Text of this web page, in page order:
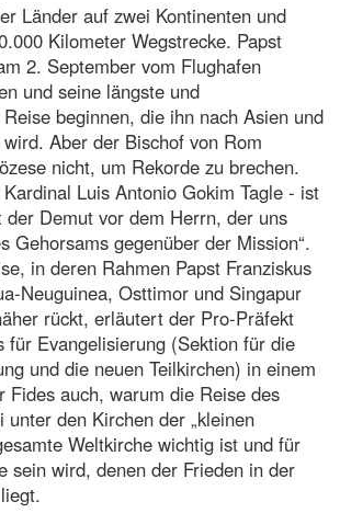
Länder auf zwei Kontinenten und
Kilometer Wegstrecke. Papst
2. September vom Flughafen
und seine längste und
beginnen, die ihn nach Asien und
Aber der Bischof von Rom
nicht, um Rekorde zu brechen.
Luis Antonio Gokim Tagle - ist
der Demut vor dem Herrn, der uns
Gehorsams gegenüber der Mission“.
in deren Rahmen Papst Franziskus
Neuguinea, Osttimor und Singapur
rückt, erläutert der Pro-Präfekt
für Evangelisierung (Sektion für die
und die neuen Teilkirchen) in einem
Fides auch, warum die Reise des
unter den Kirchen der „kleinen
Weltkirche wichtig ist und für
sein wird, denen der Frieden in der